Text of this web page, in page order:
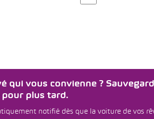
qui vous convienne ?
pour plus tard.
notifié dès que la voiture de vos